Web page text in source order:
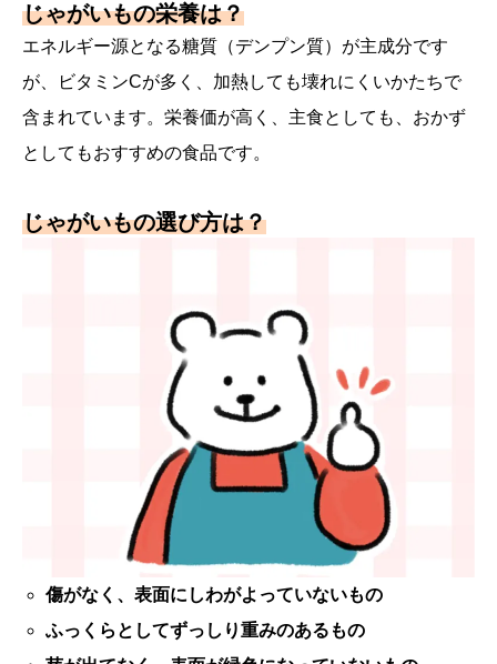
じゃがいもの栄養は？
エネルギー源となる糖質（デンプン質）が主成分です
が、ビタミンCが多く、加熱しても壊れにくいかたちで
含まれています。栄養価が高く、主食としても、おかず
としてもおすすめの食品です。
じゃがいもの選び方は？
傷がなく、表面にしわがよっていないもの
ふっくらとしてずっしり重みのあるもの